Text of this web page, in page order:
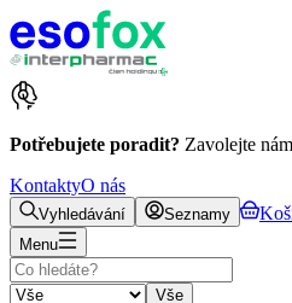
Potřebujete poradit? Zavolejte
KontaktyO nás
Vyhledávání Seznamy
Menu
Vše